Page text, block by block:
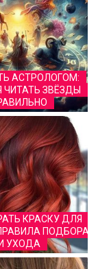
АСТРОЛОГОМ:
ЧИТАТЬ ЗВЁЗДЫ
КРАСКУ ДЛЯ
ПОДБОРА
И УХОДА